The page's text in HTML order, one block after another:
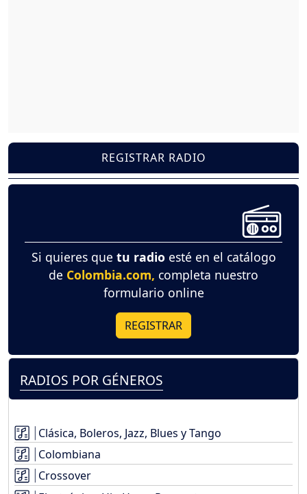
REGISTRAR RADIO
Si quieres que tu radio esté en el catálogo
de Colombia.com, completa nuestro
formulario online
REGISTRAR
RADIOS POR GÉNEROS
Clásica, Boleros, Jazz, Blues y Tango
Colombiana
Crossover